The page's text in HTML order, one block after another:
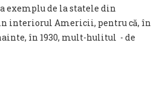
exemplu de la statele din
interiorul Americii, pentru că, în
în 1930, mult-hulitul - de